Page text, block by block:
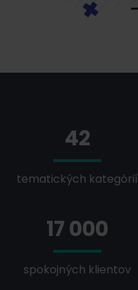
42
tematických kategórií
17 000
spokojných klientov